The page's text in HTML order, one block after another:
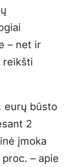
– net ir
reikšti
eurų būsto
2
įmoka
– apie